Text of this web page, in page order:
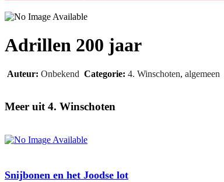
Adrillen 200 jaar
Auteur: Onbekend Categorie: 4. Winschoten, algemeen
Meer uit 4. Winschoten
Snijbonen en het Joodse lot